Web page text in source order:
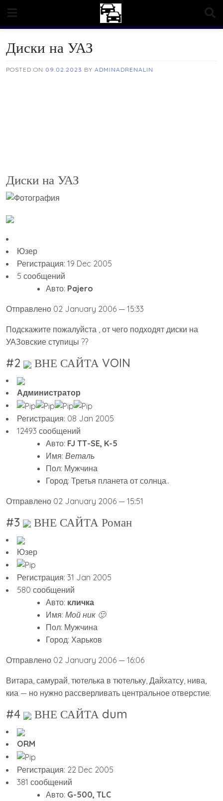
content
Диски на УАЗ
POSTED ON 09.02.2023 BY ADMINADRENALIN
Диски на УАЗ
Юзер
Регистрация: 19 Dec 2005
5 сообщений
Авто: Pajero
Отправлено 02 January 2006 — 15:33
Подскажите пожалуйста , от чего подходят диски на
УАЗовские ступицы ??
#2 ВНЕ САЙТА VOIN
Администратор
Регистрация: 08 Jan 2005
12493 сообщений
Авто: FJ TT-SE, K-5
Имя: Веталь
Пол: Мужчина
Город: Третья планета от солнца..
Отправлено 02 January 2006 — 15:51
#3 ВНЕ САЙТА Роман
Юзер
Регистрация: 31 Jan 2005
580 сообщений
Авто: кличка
Имя: Мой ник 🙂
Пол: Мужчина
Город: Харьков
Отправлено 02 January 2006 — 16:06
Витара, самурай, тютелька в тютельку, Дайхатсу, нива,
киа — но нужно рассверливать центральное отверстие.
#4 ВНЕ САЙТА dum
ORM
Регистрация: 22 Dec 2005
381 сообщений
Авто: G-500, TLC